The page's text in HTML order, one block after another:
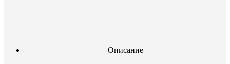
Описание